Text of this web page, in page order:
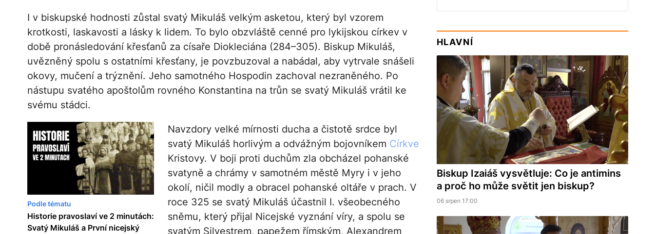
I v biskupské hodnosti zůstal svatý Mikuláš velkým asketou, který byl vzorem
krotkosti, laskavosti a lásky k lidem. To bylo obzvláště cenné pro lykijskou církev v
době pronásledování křesťanů za císaře Diokleciána (284–305). Biskup Mikuláš,
uvězněný spolu s ostatními křesťany, je povzbuzoval a nabádal, aby vytrvale snášeli
okovy, mučení a trýznění. Jeho samotného Hospodin zachoval nezraněného. Po
nástupu svatého apoštolům rovného Konstantina na trůn se svatý Mikuláš vrátil ke
svému stádci.
Podle tématu
Historie pravoslaví ve 2 minutách:
Svatý Mikuláš a První nicejský
Navzdory velké mírnosti ducha a čistotě srdce byl
svatý Mikuláš horlivým a odvážným bojovníkem Církve
Kristovy. V boji proti duchům zla obcházel pohanské
svatyně a chrámy v samotném městě Myry i v jeho
okolí, ničil modly a obracel pohanské oltáře v prach. V
roce 325 se svatý Mikuláš účastnil I. všeobecného
sněmu, který přijal Nicejské vyznání víry, a spolu se
svatým Silvestrem, papežem římským, Alexandrem
HLAVNÍ
Biskup Izaiáš vysvětluje: Co je antimins
a proč ho může světit jen biskup?
06 srpen 17:00